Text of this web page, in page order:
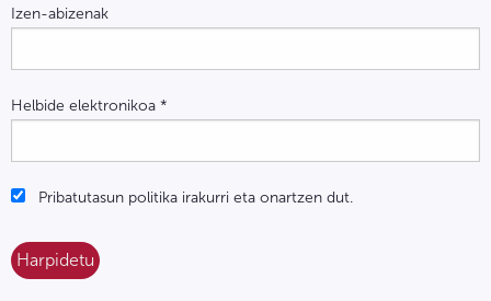
Izen-abizenak
Helbide elektronikoa *
Pribatutasun politika irakurri eta onartzen dut.